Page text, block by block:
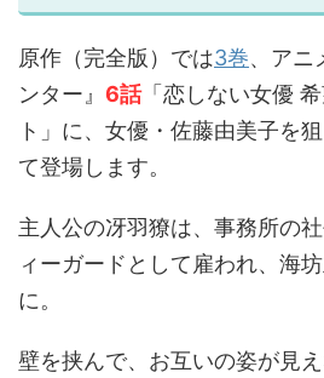
原作（完全版）では3巻、アニ
ンター』 6話「恋しない女優
ト」に、女優・佐藤由美子を狙
て登場します。
主人公の冴羽獠は、事務所の
ィーガードとして雇われ、海
に。
壁を挟んで、お互いの姿が見